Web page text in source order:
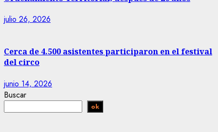
julio 26, 2026
Cerca de 4.500 asistentes participaron en el festival
del circo
junio 14, 2026
Buscar
ok